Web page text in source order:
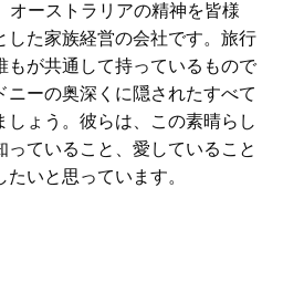
オーストラリアの精神を皆様
した家族経営の会社です。旅行
もが共通して持っているもので
ニーの奥深くに隠されたすべて
しょう。彼らは、この素晴らし
っていること、愛していること
いと思っています。
た家族経営の会社です。旅行
もが共通して持っているもので